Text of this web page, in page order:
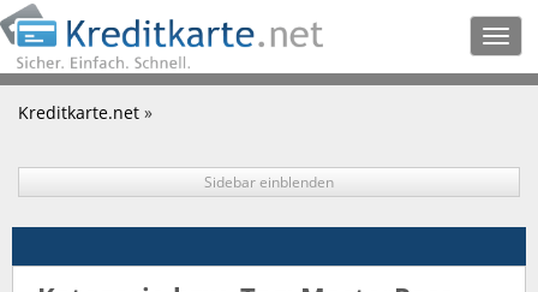
Kreditkarte.net »
Sidebar einblenden